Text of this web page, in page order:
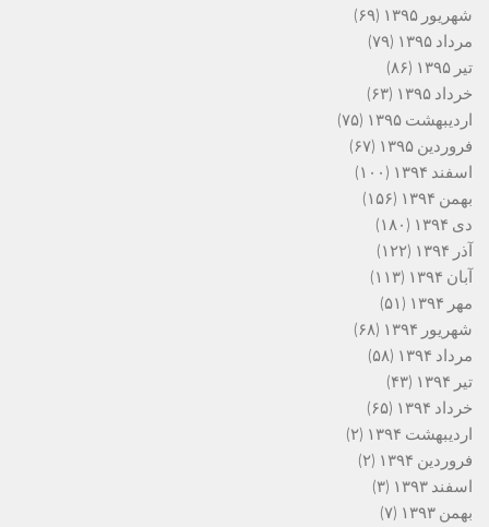
شهریور ۱۳۹۵
(۶۹)
مرداد ۱۳۹۵
(۷۹)
تیر ۱۳۹۵
(۸۶)
خرداد ۱۳۹۵
(۶۳)
اردیبهشت ۱۳۹۵
(۷۵)
فروردین ۱۳۹۵
(۶۷)
اسفند ۱۳۹۴
(۱۰۰)
بهمن ۱۳۹۴
(۱۵۶)
دی ۱۳۹۴
(۱۸۰)
آذر ۱۳۹۴
(۱۲۲)
آبان ۱۳۹۴
(۱۱۳)
مهر ۱۳۹۴
(۵۱)
شهریور ۱۳۹۴
(۶۸)
مرداد ۱۳۹۴
(۵۸)
تیر ۱۳۹۴
(۴۳)
خرداد ۱۳۹۴
(۶۵)
اردیبهشت ۱۳۹۴
(۲)
فروردین ۱۳۹۴
(۲)
اسفند ۱۳۹۳
(۳)
بهمن ۱۳۹۳
(۷)